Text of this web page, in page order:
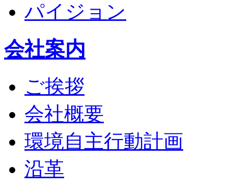
パイジョン
会社案内
ご挨拶
会社概要
環境自主行動計画
沿革